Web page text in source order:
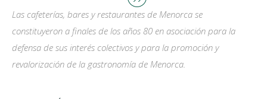
Las cafeterías, bares y restaurantes de Menorca se
constituyeron a finales de los años 80 en asociación para la
defensa de sus interés colectivos y para la promoción y
revalorización de la gastronomía de Menorca.